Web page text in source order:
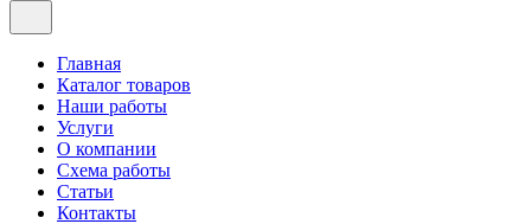
Главная
Каталог товаров
Наши работы
Услуги
О компании
Схема работы
Статьи
Контакты